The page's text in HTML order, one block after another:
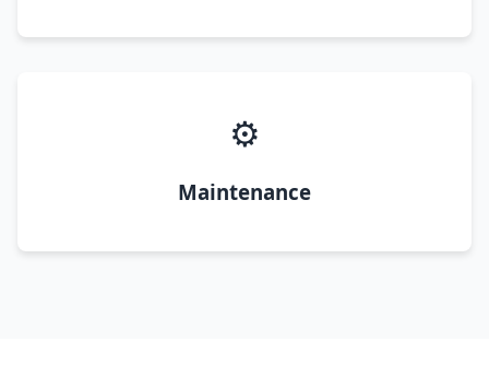
⚙️
Maintenance